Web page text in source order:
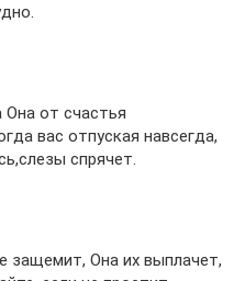
Она от счастья
вас отпуская навсегда,
спрячет.
защемит, Она их выплачет,